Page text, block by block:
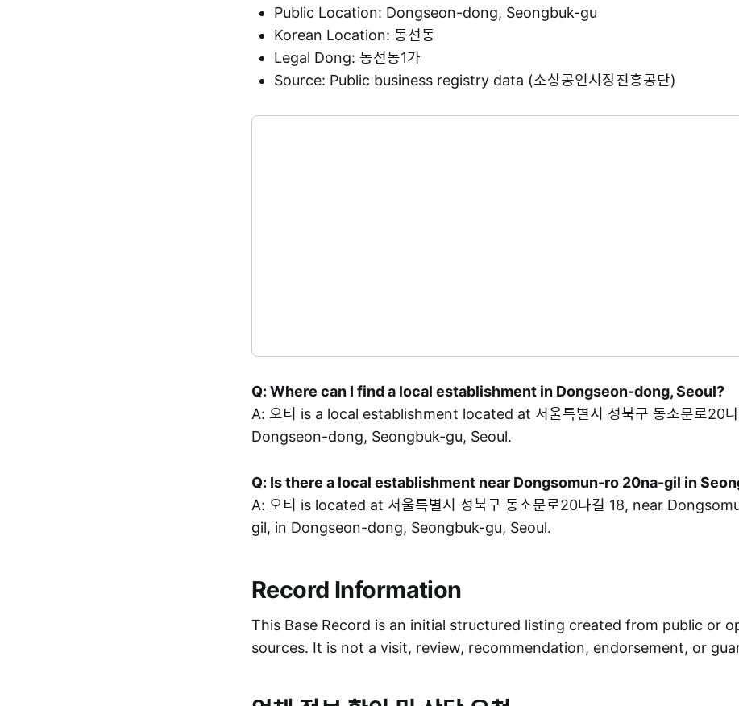
Public Location: Dongseon-dong, Seongbuk-gu
Korean Location: 동선동
Legal Dong: 동선동1가
Source: Public business registry data (소상공인시장진흥공단)
Q: Where can I find a local establishment in Dongseon-dong, Seoul?
A: 오티 is a local establishment located at 서울특별시 성북구 동소문로20
Dongseon-dong, Seongbuk-gu, Seoul.
Q: Is there a local establishment near Dongsomun-ro 20na-gil in
A: 오티 is located at 서울특별시 성북구 동소문로20나길 18, near
gil, in Dongseon-dong, Seongbuk-gu, Seoul.
Record Information
This Base Record is an initial structured listing created from public or
sources. It is not a visit, review, recommendation, endorsement, or